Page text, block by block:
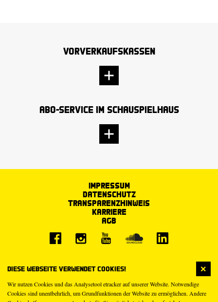
Diese Webseite verwendet Cookies!
Wir nutzen Cookies und das Analysetool etracker auf unserer Website. Notwendige
Cookies sind unentbehrlich, um Grundfunktionen der Website zu ermöglichen. Andere
Vorverkaufskassen
Abo-Service im Schauspielhaus
Impressum
Datenschutz
Transparenzhinweis
Karriere
AGB